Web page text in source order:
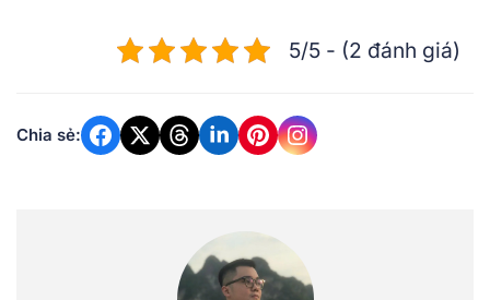
5/5 - (2 đánh giá)
Chia sẻ: